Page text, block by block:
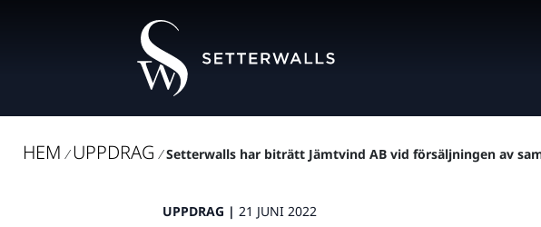
HEM / UPPDRAG / Setterwalls har biträtt Jämtvind AB vid försäljningen av
UPPDRAG | 21 JUNI 2022